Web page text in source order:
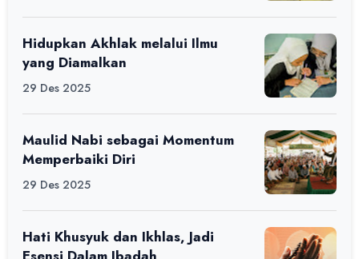
Hidupkan Akhlak melalui Ilmu
yang Diamalkan
29 Des 2025
Maulid Nabi sebagai Momentum
Memperbaiki Diri
29 Des 2025
Hati Khusyuk dan Ikhlas, Jadi